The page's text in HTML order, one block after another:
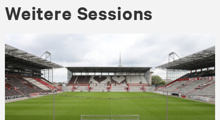
Wei­te­re Ses­si­ons